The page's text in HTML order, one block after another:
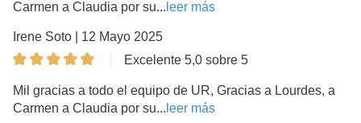
Carmen a Claudia por su... leer más
Irene Soto | 12 Mayo 2025
Excelente 5,0 sobre 5
Mil gracias a todo el equipo de UR, Gracias a Lourdes, a
Carmen a Claudia por su... leer más